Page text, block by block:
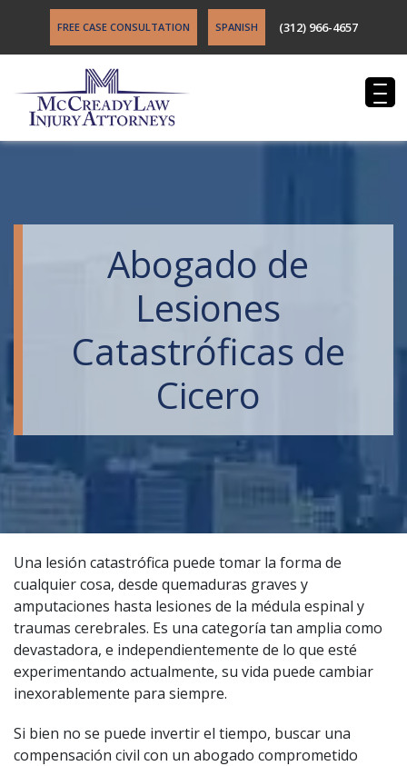
FREE CASE CONSULTATION SPANISH (312) 966-4657
Abogado de
Lesiones
Catastróficas de
Cicero
Una lesión catastrófica puede tomar la forma de
cualquier cosa, desde quemaduras graves y
amputaciones hasta lesiones de la médula espinal y
traumas cerebrales. Es una categoría tan amplia como
devastadora, e independientemente de lo que esté
experimentando actualmente, su vida puede cambiar
inexorablemente para siempre.
Si bien no se puede invertir el tiempo, buscar una
compensación civil con un abogado comprometido